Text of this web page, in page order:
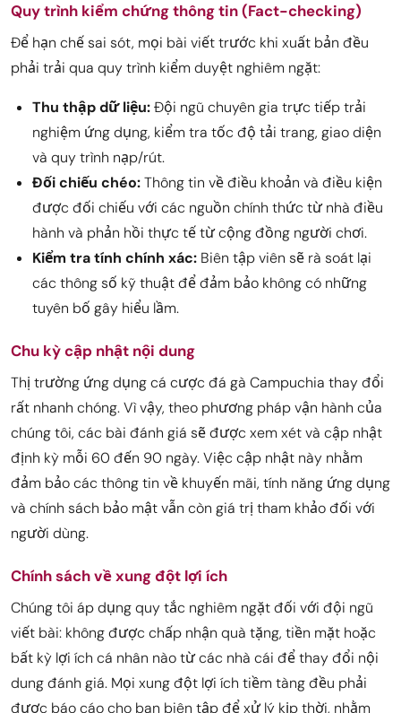
Quy trình kiểm chứng thông tin (Fact-checking)
Để hạn chế sai sót, mọi bài viết trước khi xuất bản đều
phải trải qua quy trình kiểm duyệt nghiêm ngặt:
Thu thập dữ liệu:Đội ngũ chuyên gia trực tiếp trải
nghiệm ứng dụng, kiểm tra tốc độ tải trang, giao diện
và quy trình nạp/rút.
Đối chiếu chéo:Thông tin về điều khoản và điều kiện
được đối chiếu với các nguồn chính thức từ nhà điều
hành và phản hồi thực tế từ cộng đồng người chơi.
Kiểm tra tính chính xác: Biên tập viên sẽ rà soát lại
các thông số kỹ thuật để đảm bảo không có những
tuyên bố gây hiểu lầm.
Chu kỳ cập nhật nội dung
Thị trường ứng dụng cá cược đá gà Campuchia thay đổi
rất nhanh chóng. Vì vậy, theo phương pháp vận hành của
chúng tôi, các bài đánh giá sẽ được xem xét và cập nhật
định kỳ mỗi 60 đến 90 ngày. Việc cập nhật này nhằm
đảm bảo các thông tin về khuyến mãi, tính năng ứng dụng
và chính sách bảo mật vẫn còn giá trị tham khảo đối với
người dùng.
Chính sách về xung đột lợi ích
Chúng tôi áp dụng quy tắc nghiêm ngặt đối với đội ngũ
viết bài: không được chấp nhận quà tặng, tiền mặt hoặc
bất kỳ lợi ích cá nhân nào từ các nhà cái để thay đổi nội
dung đánh giá. Mọi xung đột lợi ích tiềm tàng đều phải
được báo cáo cho ban biên tập để xử lý kịp thời, nhằm